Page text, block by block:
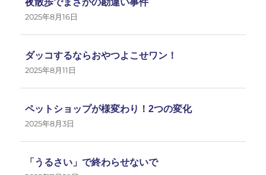
夜散歩でまさかの勘違い事件
2025年8月16日
ダッコするならおやつよこせワン！
2025年8月11日
ペットショップが様変わり！2つの変化
2025年8月3日
「うるさい」で終わらせないで